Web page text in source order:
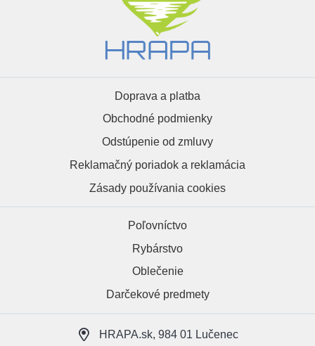
Doprava a platba
Obchodné podmienky
Odstúpenie od zmluvy
Reklamačný poriadok a reklamácia
Zásady používania cookies
Poľovníctvo
Rybárstvo
Oblečenie
Darčekové predmety
HRAPA.sk, 984 01 Lučenec